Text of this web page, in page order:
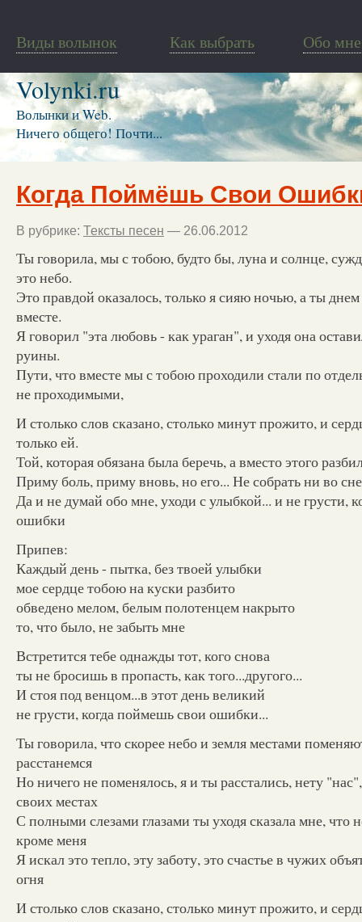
Виды волынок Как выбрать Обо мне
Volynki.ru
Волынки и Web.
Ничего общего! Почти...
Когда Поймёшь Свои
В рубрике: Тексты песен — 26.06.2012
Ты говорила, мы с тобою, будто бы, луна и солнце,
это небо.
Это правдой оказалось, только я сияю ночью, а ты
вместе.
Я говорил "эта любовь - как ураган", и уходя она
руины.
Пути, что вместе мы с тобою проходили стали по
не проходимыми,
И столько слов сказано, столько минут прожито, и
только ей.
Той, которая обязана была беречь, а вместо этого
Приму боль, приму вновь, но его... Не собрать ни во
Да и не думай обо мне, уходи с улыбкой... и не грусти,
ошибки
Припев:
Каждый день - пытка, без твоей улыбки
мое сердце тобою на куски разбито
обведено мелом, белым полотенцем накрыто
то, что было, не забыть мне
Встретится тебе однажды тот, кого снова
ты не бросишь в пропасть, как того...другого...
И стоя под венцом...в этот день великий
не грусти, когда поймешь свои ошибки...
Ты говорила, что скорее небо и земля местами
расстанемся
Но ничего не поменялось, я и ты расстались, нету
своих местах
С полными слезами глазами ты уходя сказала мне, что
кроме меня
Я искал это тепло, эту заботу, это счастье в чужих
огня
И столько слов сказано, столько минут прожито, и